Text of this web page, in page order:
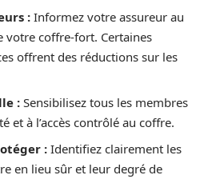
: Informez votre assureur au
votre coffre-fort. Certaines
offrent des réductions sur les
: Sensibilisez tous les membres
et à l’accès contrôlé au coffre.
: Identifiez clairement les
en lieu sûr et leur degré de